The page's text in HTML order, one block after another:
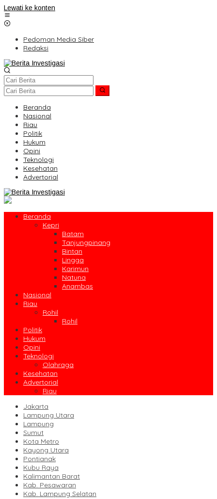
Lewati ke konten
Pedoman Media Siber
Redaksi
Beranda
Nasional
Riau
Politik
Hukum
Opini
Teknologi
Kesehatan
Advertorial
Beranda
Kepri
Batam
Tanjungpinang
Bintan
Lingga
Karimun
Natuna
Anambas
Nasional
Riau
Rohil
Rohil
Politik
Hukum
Opini
Teknologi
Olahraga
Kesehatan
Advertorial
Riau
Jakarta
Lampung Utara
Lampung
Sumut
Kota Metro
Kayong Utara
Pontianak
Kubu Raya
Kalimantan Barat
Kab. Pesawaran
Kab. Lampung Selatan